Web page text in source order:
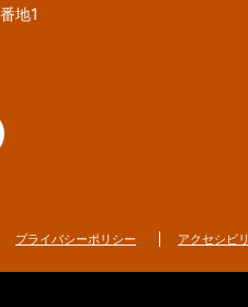
地1
プライバシーポリシー アクセシビ